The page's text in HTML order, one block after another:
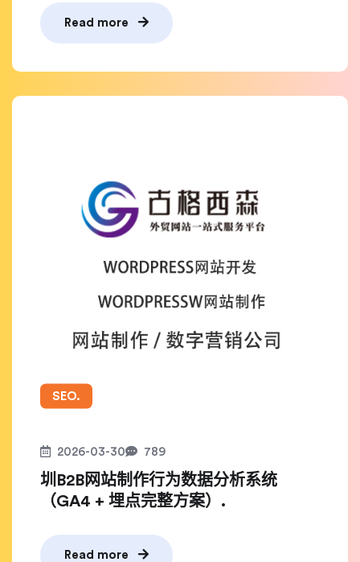
Read more
SEO.
2026-03-30 789
圳B2B网站制作行为数据分析系统
（GA4 + 埋点完整方案）.
Read more